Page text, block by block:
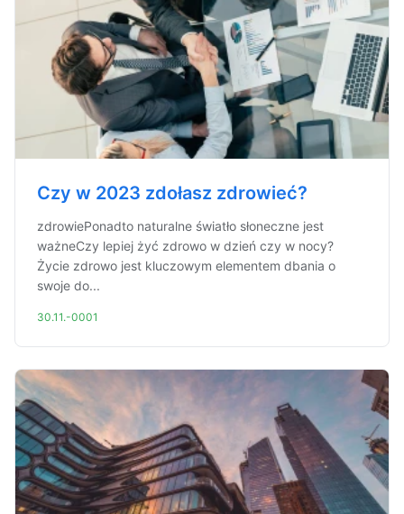
Czy w 2023 zdołasz zdrowieć?
zdrowiePonadto naturalne światło słoneczne jest
ważneCzy lepiej żyć zdrowo w dzień czy w nocy?
Życie zdrowo jest kluczowym elementem dbania o
swoje do...
30.11.-0001